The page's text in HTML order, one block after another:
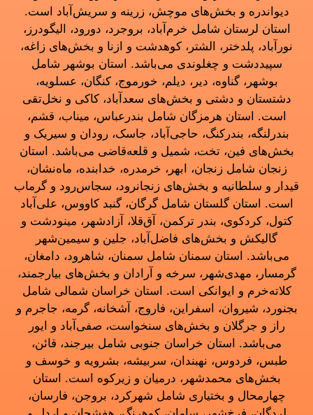
دیواندره و بخش‌های موچش، زرینه و سریش‌آباد است.
استان لرستان شامل خرم‌آباد، بروجرد، دورود، الیگودرز،
نورآباد، پلدختر، الشتر، کوهدشت و ازنا و بخش‌های زاغه،
سپیددشت و چغلوندی می‌باشد. استان بوشهر شامل
بوشهر، گناوه، دیر، دیلم، خورموج، کنگان، عسلویه،
دشتستان و دشتی و بخش‌های سعدآباد، کاکی و نخل‌تقی
است. استان هرمزگان شامل بندرعباس، میناب، قشم،
بندرلنگه، بندرکنگ، حاجی‌آباد، جاسک، رودان و سیریک و
بخش‌های فین، تخت، شمیل و قلعه‌قاضی می‌باشد. استان
زنجان شامل زنجان، ابهر، خرمدره، خدابنده، ماه‌نشان،
قیدار و سلطانیه و بخش‌های زنجانرود، سجاس‌رود و گرماب
است. استان گلستان شامل گرگان، گنبد کاووس، علی‌آباد
کتول، کردکوی، بندر ترکمن، آق‌قلا، آزادشهر، مینودشت و
گالیکش و بخش‌های فاضل‌آباد، جلین و سیمین‌شهر
می‌باشد. استان سمنان شامل سمنان، شاهرود، دامغان،
گرمسار، مهدی‌شهر، سرخه و آرادان و بخش‌های بیارجمند،
کلاته‌خرم و ایوانکی است. استان خراسان شمالی شامل
بجنورد، شیروان، اسفراین، فاروج، آشخانه، گرمه، جاجرم و
راز و جرگلان و بخش‌های سنخواست، صفی‌آباد و ایور
می‌باشد. استان خراسان جنوبی شامل بیرجند، قائن،
طبس، فردوس، نهبندان، سربیشه، بشرویه و خوسف و
بخش‌های محمدشهر، درمیان و زیرکوه است. استان
چهارمحال و بختیاری شامل شهرکرد، بروجن، فارسان،